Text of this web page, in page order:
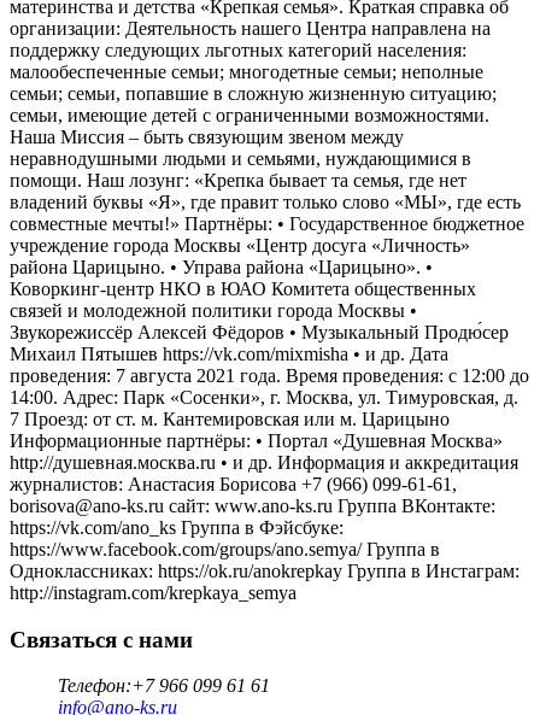
материнства и детства «Крепкая семья». Краткая справка об
организации: Деятельность нашего Центра направлена на
поддержку следующих льготных категорий населения:
малообеспеченные семьи; многодетные семьи; неполные
семьи; семьи, попавшие в сложную жизненную ситуацию;
семьи, имеющие детей с ограниченными возможностями.
Наша Миссия – быть связующим звеном между
неравнодушными людьми и семьями, нуждающимися в
помощи. Наш лозунг: «Крепка бывает та семья, где нет
владений буквы «Я», где правит только слово «МЫ», где есть
совместные мечты!» Партнёры: • Государственное бюджетное
учреждение города Москвы «Центр досуга «Личность»
района Царицыно. • Управа района «Царицыно». •
Коворкинг-центр НКО в ЮАО Комитета общественных
связей и молодежной политики города Москвы •
Звукорежиссёр Алексей Фёдоров • Музыкальный Продю́сер
Михаил Пятышев https://vk.com/mixmisha • и др. Дата
проведения: 7 августа 2021 года. Время проведения: с 12:00 до
14:00. Адрес: Парк «Сосенки», г. Москва, ул. Тимуровская, д.
7 Проезд: от ст. м. Кантемировская или м. Царицыно
Информационные партнёры: • Портал «Душевная Москва»
http://душевная.москва.ru • и др. Информация и аккредитация
журналистов: Анастасия Борисова +7 (966) 099-61-61,
borisova@ano-ks.ru сайт: www.ano-ks.ru Группа ВКонтакте:
https://vk.com/ano_ks Группа в Фэйсбуке:
https://www.facebook.com/groups/ano.semya/ Группа в
Одноклассниках: https://ok.ru/anokrepkay Группа в Инстаграм:
http://instagram.com/krepkaya_semya
Связаться с нами
Телефон:+7 966 099 61 61
info@ano-ks.ru